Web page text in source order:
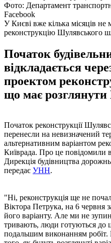
Фото: Департамент
Facebook
У Києві вже кілька місяців не
реконструкцію Шулявського
Початок
відкладається
проектом
що має розглянути
Початок реконструкції
перенесли на невизначений
альтернативним варіантом
Київрада. Про це повідомили
Дирекція будівництва
передає УНН.
"Ні, реконструкція ще не
Віктора Петрука, на 6 червня
його варіанту. Але ми не
тривають, люди готуються до
подальшим виконанням робіт.